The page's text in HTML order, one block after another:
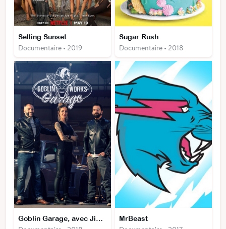
Selling Sunset
Documentaire • 2019
Sugar Rush
Documentaire • 2018
Goblin Garage, avec Jimmy de Ville MrBeast